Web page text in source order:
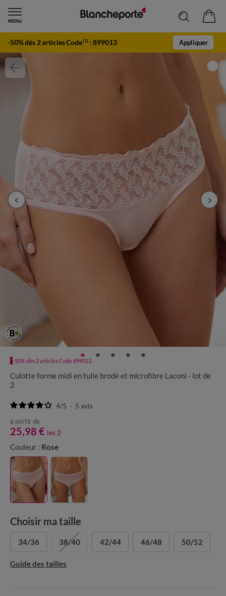
-50% dès 2 articles Code(1) :899013 Appliquer
-50% dès 2 articles Code 899013
Culotte forme midi en tulle brodé et microfibre Laconi - lot de
2
4/5 - 5 avis
à partir de
25,98 € les 2
Couleur : Rose
Choisir ma taille
34/36 38/40 42/44 46/48 50/52
Guide des tailles